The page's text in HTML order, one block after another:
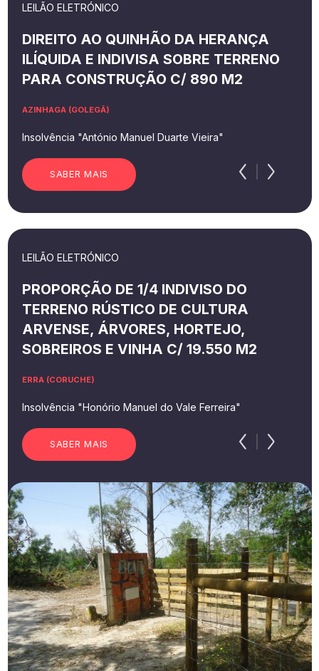
LEILÃO ELETRÓNICO
DIREITO AO QUINHÃO DA HERANÇA
ILÍQUIDA E INDIVISA SOBRE TERRENO
PARA CONSTRUÇÃO C/ 890 M2
AZINHAGA (GOLEGÃ)
Insolvência "António Manuel Duarte Vieira"
SABER MAIS
LEILÃO ELETRÓNICO
PROPORÇÃO DE 1/4 INDIVISO DO
TERRENO RÚSTICO DE CULTURA
ARVENSE, ÁRVORES, HORTEJO,
SOBREIROS E VINHA C/ 19.550 M2
ERRA (CORUCHE)
Insolvência "Honório Manuel do Vale Ferreira"
SABER MAIS